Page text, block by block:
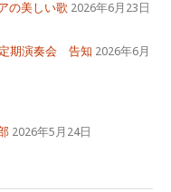
の美しい歌 2026年6月23日
期演奏会 告知 2026年6月
2026年5月24日